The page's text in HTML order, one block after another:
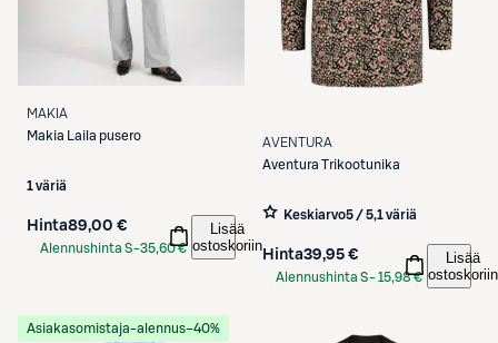
MAKIA
Makia
Laila pusero
1 väriä
Hinta89,00 €
Alennushinta S-35,60 €
Lisää
ostoskoriin
AVENTURA
Aventura Trikootunika
Keskiarvo5 / 5,1 väriä
Hinta39,95 €
Alennushinta S-15,98 €
Lisää
ostoskoriin
Asiakasomistaja-alennus−40%